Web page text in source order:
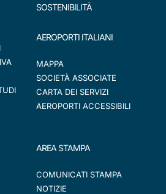
SOSTENIBILITÀ
AEROPORTI ITALIANI
MAPPA
SOCIETÀ ASSOCIATE
CARTA DEI SERVIZI
AEROPORTI ACCESSIBILI
AREA STAMPA
COMUNICATI STAMPA
NOTIZIE